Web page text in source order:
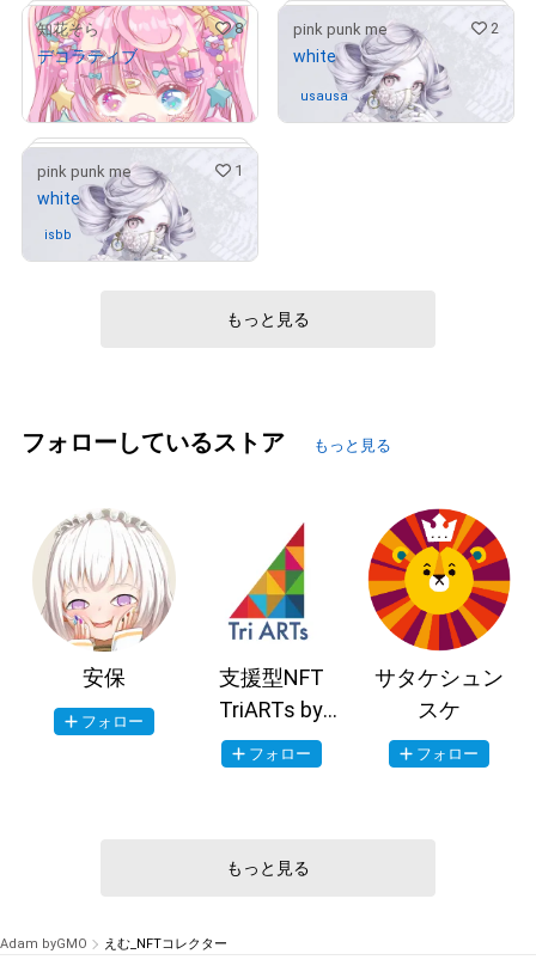
# 1/5
# 10/10
知花そら 8
デコラティブ
¥9,000
pink punk me 2
white
usausa さんが保有中
pink punk me 1
white
isbb さんが保有中
もっと見る
フォローしているストア もっと見る
安保
フォロー
支援型NFT
TriARTs by
SocialCompas
s
フォロー
サタケシュン
スケ
フォロー
もっと見る
Adam byGMO えむ_NFTコレクター